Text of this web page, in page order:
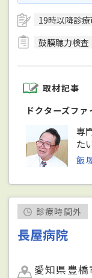
19時以降診療
鼓膜聴力検査
取材記事
ドクターズファ
専
た
飯
診療時間外
長屋病院
愛知県豊